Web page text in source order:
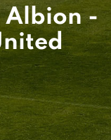
Albion -